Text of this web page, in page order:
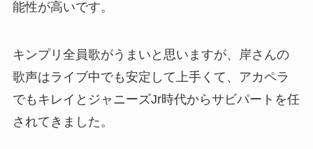
能性が高いです。
キンプリ全員歌がうまいと思いますが、岸さんの
歌声はライブ中でも安定して上手くて、アカペラ
でもキレイとジャニーズJr時代からサビパートを任
されてきました。